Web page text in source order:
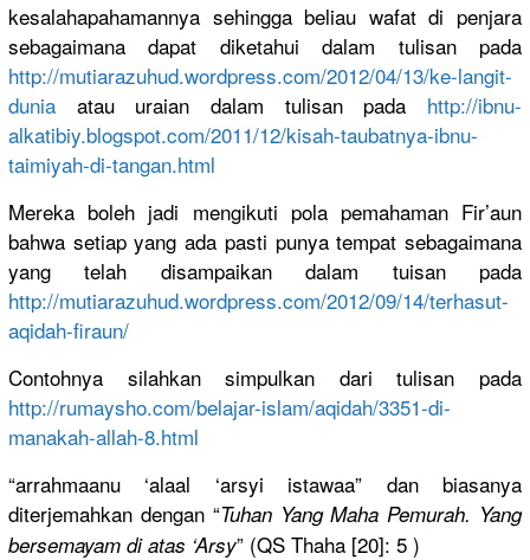
kesalahapahamannya sehingga beliau wafat di penjara
sebagaimana dapat diketahui dalam tulisan pada
http://mutiarazuhud.wordpress.com/2012/04/13/ke-langit-
dunia atau uraian dalam tulisan pada http://ibnu-
alkatibiy.blogspot.com/2011/12/kisah-taubatnya-ibnu-
taimiyah-di-tangan.html
Mereka boleh jadi mengikuti pola pemahaman Fir’aun
bahwa setiap yang ada pasti punya tempat sebagaimana
yang telah disampaikan dalam tuisan pada
http://mutiarazuhud.wordpress.com/2012/09/14/terhasut-
aqidah-firaun/
Contohnya silahkan simpulkan dari tulisan pada
http://rumaysho.com/belajar-islam/aqidah/3351-di-
manakah-allah-8.html
“arrahmaanu ‘alaal ‘arsyi istawaa” dan biasanya
diterjemahkan dengan “Tuhan Yang Maha Pemurah. Yang
bersemayam di atas ‘Arsy” (QS Thaha [20]: 5 )